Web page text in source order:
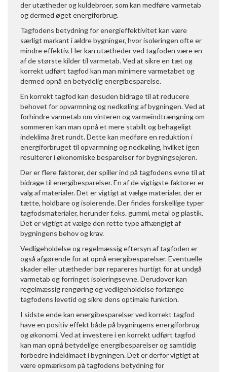
der utætheder og kuldebroer, som kan medføre varmetab
og dermed øget energiforbrug.
Tagfodens betydning for energieffektivitet kan være
særligt markant i ældre bygninger, hvor isoleringen ofte er
mindre effektiv. Her kan utætheder ved tagfoden være en
af de største kilder til varmetab. Ved at sikre en tæt og
korrekt udført tagfod kan man minimere varmetabet og
dermed opnå en betydelig energibesparelse.
En korrekt tagfod kan desuden bidrage til at reducere
behovet for opvarmning og nedkøling af bygningen. Ved at
forhindre varmetab om vinteren og varmeindtrængning om
sommeren kan man opnå et mere stabilt og behageligt
indeklima året rundt. Dette kan medføre en reduktion i
energiforbruget til opvarmning og nedkøling, hvilket igen
resulterer i økonomiske besparelser for bygningsejeren.
Der er flere faktorer, der spiller ind på tagfodens evne til at
bidrage til energibesparelser. En af de vigtigste faktorer er
valg af materialer. Det er vigtigt at vælge materialer, der er
tætte, holdbare og isolerende. Der findes forskellige typer
tagfodsmaterialer, herunder f.eks. gummi, metal og plastik.
Det er vigtigt at vælge den rette type afhængigt af
bygningens behov og krav.
Vedligeholdelse og regelmæssig eftersyn af tagfoden er
også afgørende for at opnå energibesparelser. Eventuelle
skader eller utætheder bør repareres hurtigt for at undgå
varmetab og forringet isoleringsevne. Derudover kan
regelmæssig rengøring og vedligeholdelse forlænge
tagfodens levetid og sikre dens optimale funktion.
I sidste ende kan energibesparelser ved korrekt tagfod
have en positiv effekt både på bygningens energiforbrug
og økonomi. Ved at investere i en korrekt udført tagfod
kan man opnå betydelige energibesparelser og samtidig
forbedre indeklimaet i bygningen. Det er derfor vigtigt at
være opmærksom på tagfodens betydning for